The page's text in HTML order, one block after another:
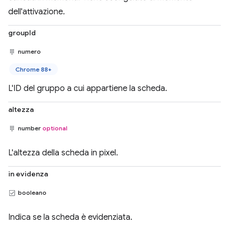
dell'attivazione.
groupId
numero
Chrome 88+
L'ID del gruppo a cui appartiene la scheda.
altezza
number optional
L'altezza della scheda in pixel.
in evidenza
booleano
Indica se la scheda è evidenziata.